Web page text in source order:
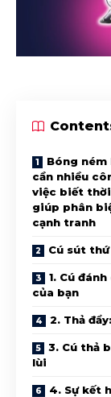
Bóng
cần nhiều
việc biết
giúp phân
cạnh tranh
Cú sút
1. Cú
của bạn
2. Thả
3. Cú thả
lùi
4. Sự kết